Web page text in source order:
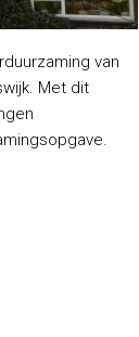
van
Met dit